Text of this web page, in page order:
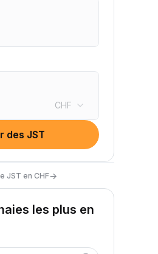
CHF
des JST
JST en CHF→
les plus en